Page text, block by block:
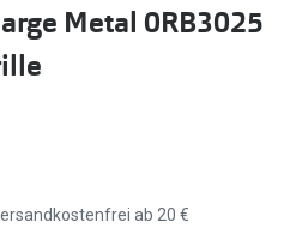
Ray-Ban
Metal 0RB3025
ab 20 €